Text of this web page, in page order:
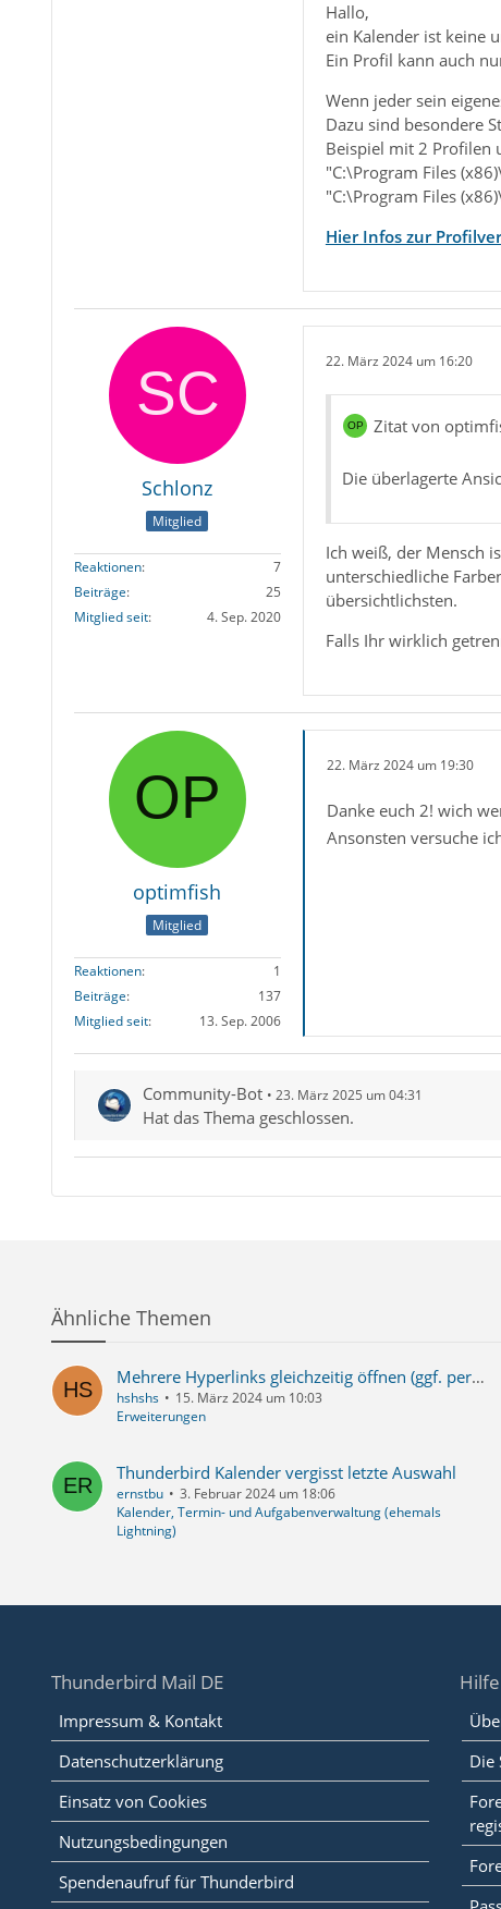
Hallo,
ein Kalender ist keine
Ein Profil kann auch
Wenn jeder sein
Dazu sind besondere
Beispiel mit 2 Profilen
"C:\Program Files
"C:\Program Files
Hier Infos zur
Schlonz
Mitglied
Reaktionen
7
Beiträge
25
Mitglied seit
4. Sep. 2020
22. März 2024 um 16:20
Zitat von
Die überlagerte
Ich weiß, der Mensch
unterschiedliche
übersichtlichsten.
Falls Ihr wirklich
optimfish
Mitglied
Reaktionen
1
Beiträge
137
Mitglied seit
13. Sep. 2006
22. März 2024 um 19:30
Danke euch 2! wich
Ansonsten versuche
Community-Bot 23. März 2025 um 04:31
Hat das Thema geschlossen.
Ähnliche Themen
Mehrere Hyperlinks gleichzeitig öffnen (ggf. per Add-on wie Linkclump)?
hshshs
15. März 2024 um 10:03
Erweiterungen
Thunderbird Kalender vergisst letzte Auswahl
ernstbu
3. Februar 2024 um 18:06
Kalender, Termin- und Aufgabenverwaltung (ehemals
Lightning)
Thunderbird Mail DE
Impressum & Kontakt
Datenschutzerklärung
Einsatz von Cookies
Nutzungsbedingungen
Spendenaufruf für Thunderbird
Die